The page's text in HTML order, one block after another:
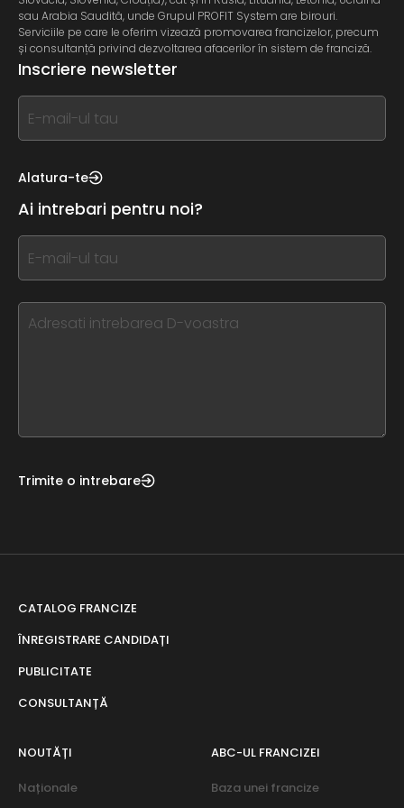
sau Arabia Saudită, unde Grupul PROFIT System are birouri.
Serviciile pe care le oferim vizează promovarea francizelor, precum
și consultanță privind dezvoltarea afacerilor în sistem de franciză.
Inscriere newsletter
If
you
this,
this
form
field
blank
Alatura-te
Ai intrebari pentru noi?
If
you
this,
Trimite o intrebare
CATALOG FRANCIZE
ÎNREGISTRARE CANDIDAȚI
PUBLICITATE
CONSULTANȚĂ
NOUTĂȚI
Naționale
ABC-UL FRANCIZEI
Baza unei francize